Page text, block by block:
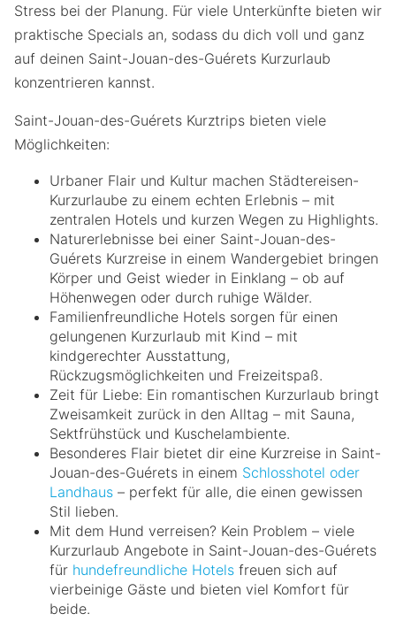
Stress bei der Planung. Für viele Unterkünfte bieten wir
praktische Specials an, sodass du dich voll und ganz
auf deinen Saint-Jouan-des-Guérets Kurzurlaub
konzentrieren kannst.
Saint-Jouan-des-Guérets Kurztrips bieten viele
Möglichkeiten:
Urbaner Flair und Kultur machen Städtereisen-
Kurzurlaube zu einem echten Erlebnis – mit
zentralen Hotels und kurzen Wegen zu Highlights.
Naturerlebnisse bei einer Saint-Jouan-des-
Guérets Kurzreise in einem Wandergebiet bringen
Körper und Geist wieder in Einklang – ob auf
Höhenwegen oder durch ruhige Wälder.
Familienfreundliche Hotels sorgen für einen
gelungenen Kurzurlaub mit Kind – mit
kindgerechter Ausstattung,
Rückzugsmöglichkeiten und Freizeitspaß.
Zeit für Liebe: Ein romantischen Kurzurlaub bringt
Zweisamkeit zurück in den Alltag – mit Sauna,
Sektfrühstück und Kuschelambiente.
Besonderes Flair bietet dir eine Kurzreise in Saint-
Jouan-des-Guérets in einem Schlosshotel oder
Landhaus – perfekt für alle, die einen gewissen
Stil lieben.
Mit dem Hund verreisen? Kein Problem – viele
Kurzurlaub Angebote in Saint-Jouan-des-Guérets
für hundefreundliche Hotels freuen sich auf
vierbeinige Gäste und bieten viel Komfort für
beide.